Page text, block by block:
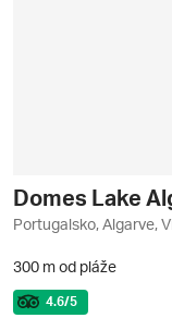
Domes Lake
Portugalsko, Algarve,
300 m od pláže
4.6/5